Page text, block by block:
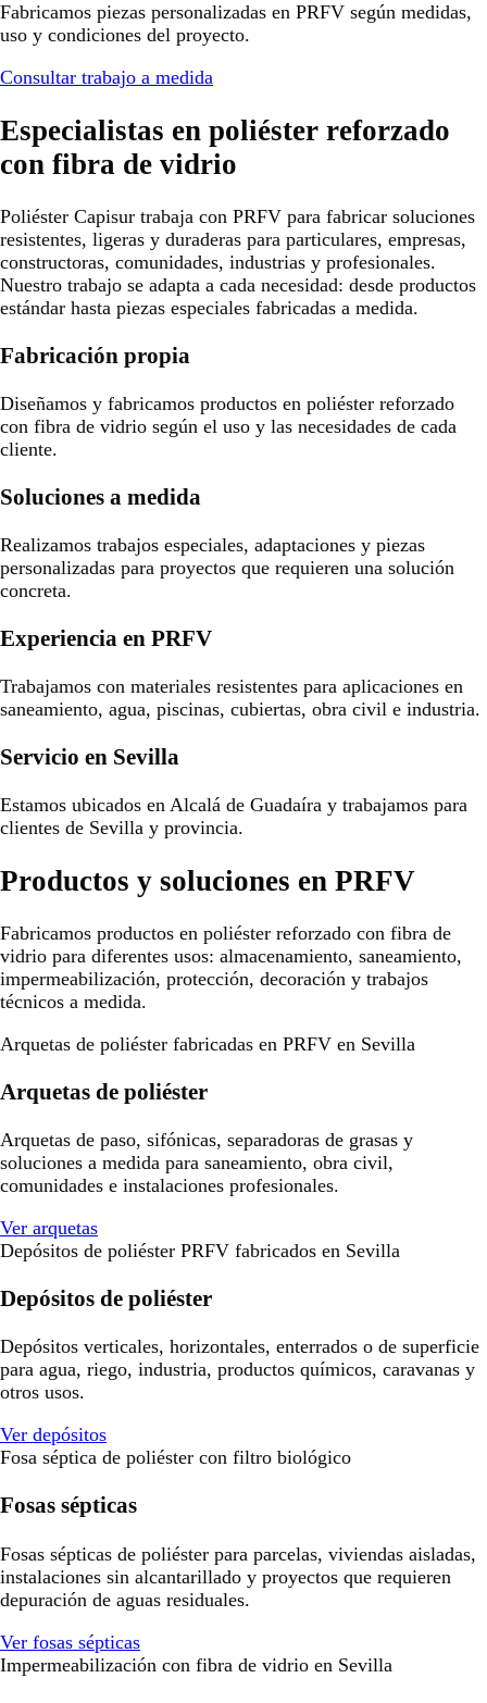
Fabricamos piezas personalizadas en PRFV según medidas,
uso y condiciones del proyecto.
Consultar trabajo a medida
Especialistas en poliéster reforzado
con fibra de vidrio
Poliéster Capisur trabaja con PRFV para fabricar soluciones
resistentes, ligeras y duraderas para particulares, empresas,
constructoras, comunidades, industrias y profesionales.
Nuestro trabajo se adapta a cada necesidad: desde productos
estándar hasta piezas especiales fabricadas a medida.
Fabricación propia
Diseñamos y fabricamos productos en poliéster reforzado
con fibra de vidrio según el uso y las necesidades de cada
cliente.
Soluciones a medida
Realizamos trabajos especiales, adaptaciones y piezas
personalizadas para proyectos que requieren una solución
concreta.
Experiencia en PRFV
Trabajamos con materiales resistentes para aplicaciones en
saneamiento, agua, piscinas, cubiertas, obra civil e industria.
Servicio en Sevilla
Estamos ubicados en Alcalá de Guadaíra y trabajamos para
clientes de Sevilla y provincia.
Productos y soluciones en PRFV
Fabricamos productos en poliéster reforzado con fibra de
vidrio para diferentes usos: almacenamiento, saneamiento,
impermeabilización, protección, decoración y trabajos
técnicos a medida.
Arquetas de poliéster fabricadas en PRFV en Sevilla
Arquetas de poliéster
Arquetas de paso, sifónicas, separadoras de grasas y
soluciones a medida para saneamiento, obra civil,
comunidades e instalaciones profesionales.
Ver arquetas
Depósitos de poliéster PRFV fabricados en Sevilla
Depósitos de poliéster
Depósitos verticales, horizontales, enterrados o de superficie
para agua, riego, industria, productos químicos, caravanas y
otros usos.
Ver depósitos
Fosa séptica de poliéster con filtro biológico
Fosas sépticas
Fosas sépticas de poliéster para parcelas, viviendas aisladas,
instalaciones sin alcantarillado y proyectos que requieren
depuración de aguas residuales.
Ver fosas sépticas
Impermeabilización con fibra de vidrio en Sevilla